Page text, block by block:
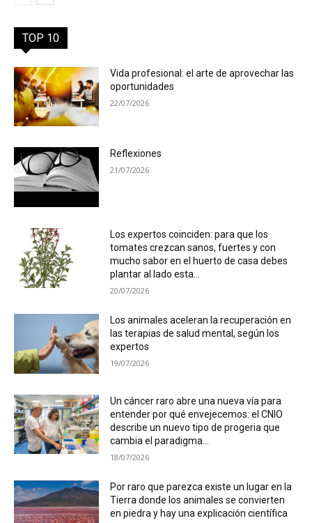
TOP 10
Vida profesional: el arte de aprovechar las
oportunidades
22/07/2026
Reflexiones
21/07/2026
Los expertos coinciden: para que los
tomates crezcan sanos, fuertes y con
mucho sabor en el huerto de casa debes
plantar al lado esta...
20/07/2026
Los animales aceleran la recuperación en
las terapias de salud mental, según los
expertos
19/07/2026
Un cáncer raro abre una nueva vía para
entender por qué envejecemos: el CNIO
describe un nuevo tipo de progeria que
cambia el paradigma...
18/07/2026
Por raro que parezca existe un lugar en la
Tierra donde los animales se convierten
en piedra y hay una explicación científica